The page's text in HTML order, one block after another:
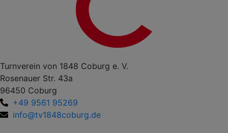
Turnverein von 1848 Coburg e. V.
Rosenauer Str. 43a
96450 Coburg
+49 9561 95269
info@tv1848coburg.de